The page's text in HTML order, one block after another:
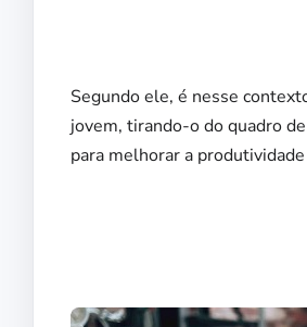
Segundo ele, é nesse
jovem, tirando-o do quadro
para melhorar a